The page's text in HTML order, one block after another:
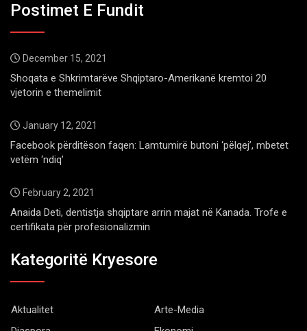
Postimet E Fundit
December 15, 2021
Shoqata e Shkrimtarëve Shqiptaro-Amerikanë kremtoi 20
vjetorin e themelimit
January 12, 2021
Facebook përditëson faqen: Lamtumirë butoni ‘pëlqej’, mbetet
vetëm ‘ndiq’
February 2, 2021
Anaida Deti, dentistja shqiptare arrin majat në Kanada. Trofe e
certifikata për profesionalizmin
Kategoritë Kryesore
Aktualitet
Arte-Media